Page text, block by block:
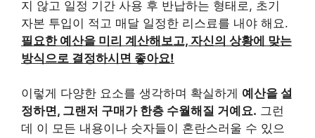
지 않고 일정 기간 사용 후 반납하는 형태로, 초기
자본 투입이 적고 매달 일정한 리스료를 내야 해요.
필요한 예산을 미리 계산해보고, 자신의 상황에 맞는
방식으로 결정하시면 좋아요!
이렇게 다양한 요소를 생각하며 확실하게 예산을 설
정하면, 그랜저 구매가 한층 수월해질 거예요. 그런
데 이 모든 내용이나 숫자들이 혼란스러울 수 있으